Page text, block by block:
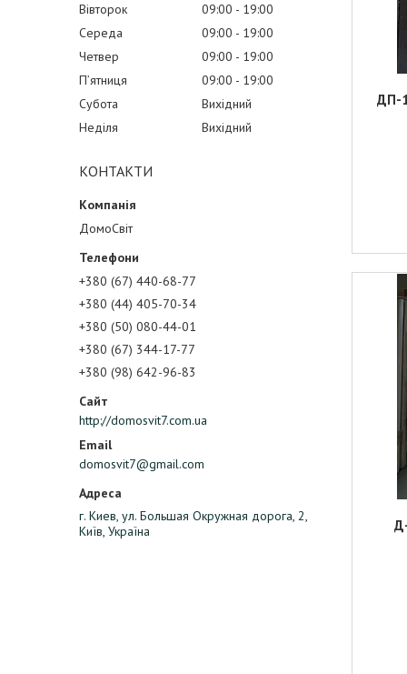
Вівторок
09:00
19:00
Середа
09:00
19:00
Четвер
09:00
19:00
Пʼятниця
09:00
19:00
Субота
Вихідний
Неділя
Вихідний
КОНТАКТИ
ДомоСвіт
+380 (67) 440-68-77
+380 (44) 405-70-34
+380 (50) 080-44-01
+380 (67) 344-17-77
+380 (98) 642-96-83
http://domosvit7.com.ua
domosvit7@gmail.com
г. Киев, ул. Большая Окружная дорога, 2,
Київ, Україна
ДП-